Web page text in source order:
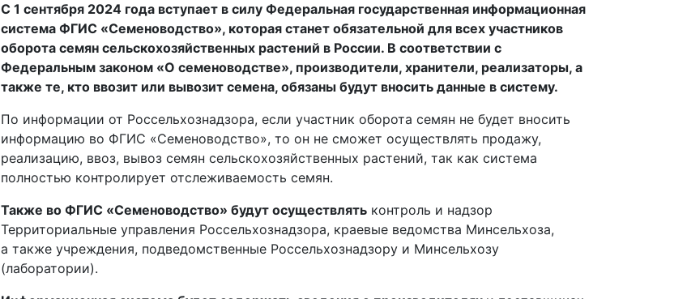
С 1 сентября 2024 года вступает в силу Федеральная государственная информационная
система ФГИС «Семеноводство», которая станет обязательной для всех участников
оборота семян сельскохозяйственных растений в России. В соответствии с
Федеральным законом «О семеноводстве», производители, хранители, реализаторы, а
также те, кто ввозит или вывозит семена, обязаны будут вносить данные в систему.
По информации от Россельхознадзора, если участник оборота семян не будет вносить
информацию во ФГИС «Семеноводство», то он не сможет осуществлять продажу,
реализацию, ввоз, вывоз семян сельскохозяйственных растений, так как система
полностью контролирует отслеживаемость семян.
Также во ФГИС «Семеноводство» будут осуществлять контроль и надзор
Территориальные управления Россельхознадзора, краевые ведомства Минсельхоза,
а также учреждения, подведомственные Россельхознадзору и Минсельхозу
(лаборатории).